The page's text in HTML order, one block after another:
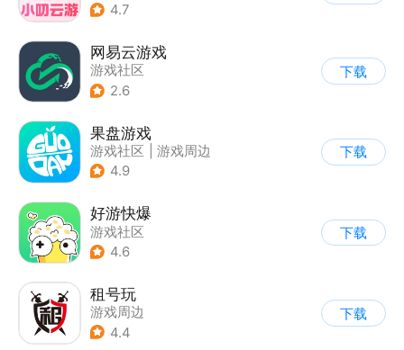
4.7
网易云游戏
游戏社区
2.6
下载
果盘游戏
游戏社区
游戏周边
4.9
下载
好游快爆
游戏社区
4.6
下载
租号玩
游戏周边
4.4
下载